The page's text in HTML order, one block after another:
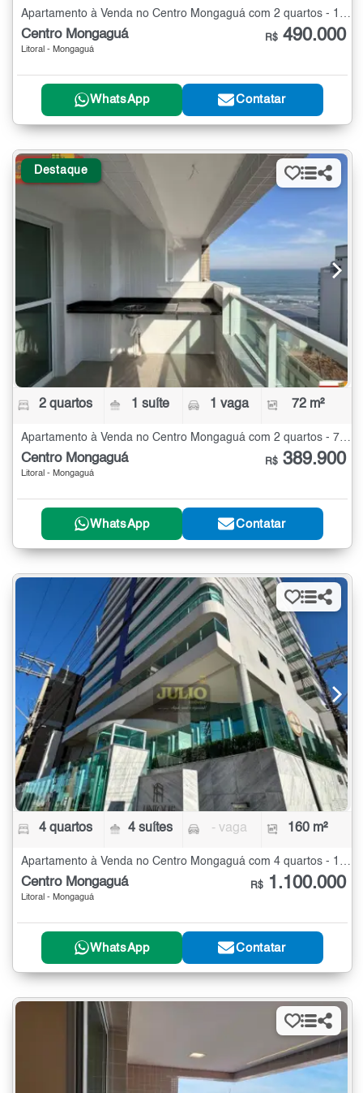
Centro Mongaguá
Litoral - Mongaguá
R$ 490.000
WhatsApp Contatar
Destaque
2 quartos 1 suíte 1 vaga 72 m²
Centro Mongaguá
Litoral - Mongaguá
R$ 389.900
WhatsApp Contatar
4 quartos 4 suítes - vaga 160 m²
Apartamento à Venda no Centro Mongaguá com 4 quartos - 160 m²
Centro Mongaguá
Litoral - Mongaguá
R$ 1.100.000
WhatsApp Contatar